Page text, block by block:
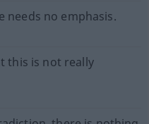
needs no emphasis.
this is not really